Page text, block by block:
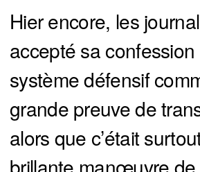
Hier encore, les
accepté sa confession
système défensif
grande preuve de
alors que c’était